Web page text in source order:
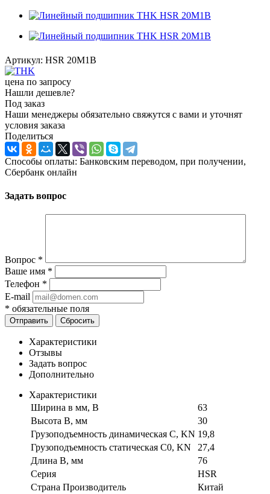
Артикул: HSR 20M1B
цена по запросу
Нашли дешевле?
Под заказ
Наши менеджеры обязательно свяжутся с вами и уточнят
условия заказа
Поделиться
Способы оплаты: Банковским переводом, при получении,
Сбербанк онлайн
Задать вопрос
Вопрос *
Ваше имя *
Телефон *
E-mail
* обязательные поля
Отправить Сбросить
Характеристики
Отзывы
Задать вопрос
Дополнительно
Характеристики
Ширина в мм, B
63
Высота B, мм
30
Грузоподъемность динамическая C, KN 19,8
Грузоподъемность статическая C0, KN
27,4
Длина B, мм
76
Серия
HSR
Страна Производитель
Китай